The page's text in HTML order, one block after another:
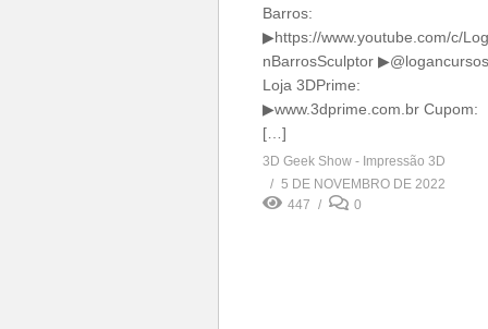
Barros:
▶https://www.youtube.com/c/
nBarrosSculptor ▶@logancursos
Loja 3DPrime:
▶www.3dprime.com.br Cupom:
[…]
3D Geek Show - Impressão 3D
5 DE NOVEMBRO DE 2022
447
0